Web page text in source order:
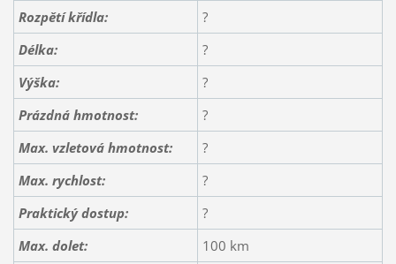
Rozpětí křídla:
?
Délka:
?
Výška:
?
Prázdná hmotnost:
?
Max. vzletová hmotnost:
?
Max. rychlost:
?
Praktický dostup:
?
Max. dolet:
100 km